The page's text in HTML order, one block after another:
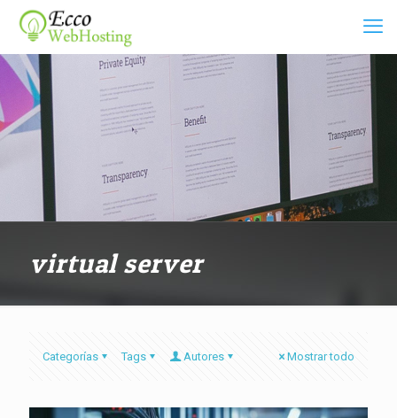
virtual server
Categorías Tags Autores Mostrar todo